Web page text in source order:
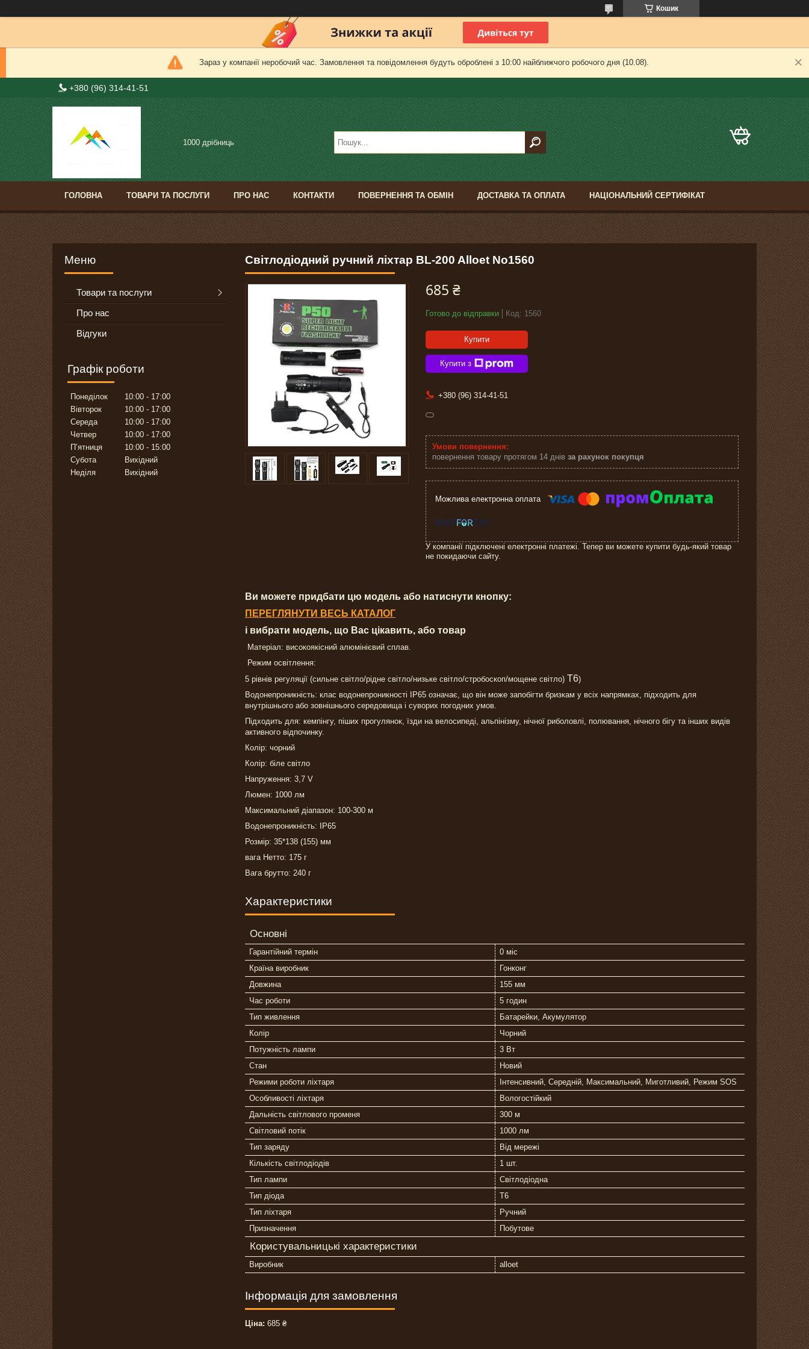
Кошик
Зараз у компанії неробочий час. Замовлення та повідомлення будуть оброблені з 10:00 найближчого робочого дня (10.08).
+380 (96) 314-41-51
1000 дрібниць
ГОЛОВНА ТОВАРИ ТА ПОСЛУГИ ПРО НАС КОНТАКТИ ПОВЕРНЕННЯ ТА ОБМІН ДОСТАВКА ТА ОПЛАТА НАЦІОНАЛЬНИЙ СЕРТИФІКАТ
Світлодіодний ручний ліхтар BL-200 Alloet No1560
685 ₴
Готово до відправки Код: 1560
Купити
Купити з
+380 (96) 314-41-51
повернення товару протягом 14 днів за рахунок покупця
У компанії підключені електронні платежі. Тепер ви можете купити будь-який товар
не покидаючи сайту.
Ви можете придбати цю модель або натиснути кнопку:
ПЕРЕГЛЯНУТИ ВЕСЬ КАТАЛОГ
і вибрати модель, що Вас цікавить, або товар
Матеріал: високоякісний алюмінієвий сплав.
Режим освітлення:
5 рівнів регуляції (сильне світло/рідне світло/низьке світло/стробоскоп/мощене світло) T6)
Водонепроникність: клас водонепроникності IP65 означає, що він може запобігти бризкам у всіх напрямках, підходить для
внутрішнього або зовнішнього середовища і суворих погодних умов.
Підходить для: кемпінгу, піших прогулянок, їзди на велосипеді, альпінізму, нічної риболовлі, полювання, нічного бігу та інших видів
активного відпочинку.
Колір: чорний
Колір: біле світло
Напруження: 3,7 V
Люмен: 1000 лм
Максимальний діапазон: 100-300 м
Водонепроникність: IP65
Розмір: 35*138 (155) мм
вага Нетто: 175 г
Вага брутто: 240 г
Характеристики
Основні
Гарантійний термін
0 міс
Країна виробник
Гонконг
Довжина
155 мм
Час роботи
5 годин
Тип живлення
Батарейки, Акумулятор
Колір
Чорний
Потужність лампи
3 Вт
Стан
Новий
Режими роботи ліхтаря
Інтенсивний, Середній, Максимальний, Миготливий, Режим SOS
Особливості ліхтаря
Вологостійкий
Дальність світлового променя
300 м
Світловий потік
1000 лм
Тип заряду
Від мережі
Кількість світлодіодів
1 шт.
Тип лампи
Світлодіодна
Тип діода
T6
Тип ліхтаря
Ручний
Призначення
Побутове
Користувальницькі характеристики
Виробник alloet
Інформація для замовлення
Ціна: 685 ₴
Товари та послуги
Про нас
Відгуки
Графік роботи
Понеділок 10:00
17:00
Вівторок
10:00
17:00
Середа
10:00
17:00
Четвер
10:00
17:00
Пʼятниця
10:00
15:00
Субота
Вихідний
Неділя
Вихідний